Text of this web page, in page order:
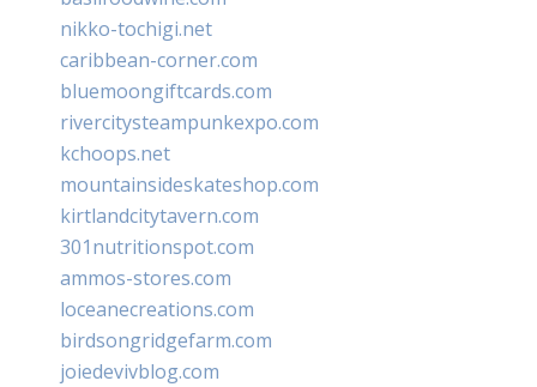
nikko-tochigi.net
caribbean-corner.com
bluemoongiftcards.com
rivercitysteampunkexpo.com
kchoops.net
mountainsideskateshop.com
kirtlandcitytavern.com
301nutritionspot.com
ammos-stores.com
loceanecreations.com
birdsongridgefarm.com
joiedevivblog.com